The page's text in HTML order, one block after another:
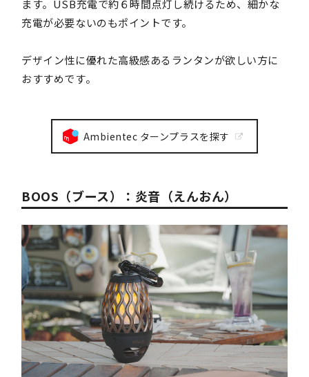
ます。USB充電で約６時間点灯し続けるため、細かな
充電が必要ないのもポイントです。
デザイン性に優れた高級感あるランタンが欲しい方に
おすすめです。
Ambientec ターンプラスを探す
BOOS（ブース）：炎音（えんおん）